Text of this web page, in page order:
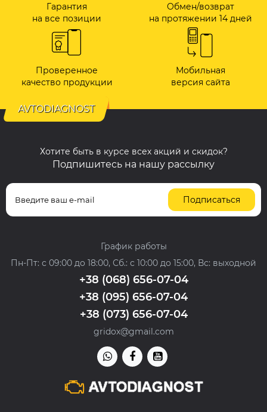
Гарантия
на все позиции
Обмен/возврат
на протяжении 14 дней
Проверенное
качество продукции
Мобильная
версия сайта
AVTODIAGNOST
Хотите быть в курсе всех акций и скидок?
Подпишитесь на нашу рассылку
Подписаться
График работы
Пн-Пт: с 09:00 до 18:00, Сб.: с 10:00 до 15:00, Вс: выходной
+38 (068) 656-07-04
+38 (095) 656-07-04
+38 (073) 656-07-04
gridox@gmail.com